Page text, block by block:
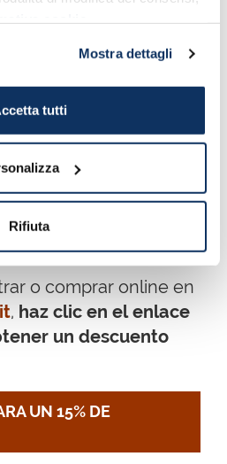
Mostra dettagli
tutti
Rifiuta
en
tienda
marcas de
productos gourmet y
o comprar online en
, haz clic en el enlace
un descuento
UN 15% DE